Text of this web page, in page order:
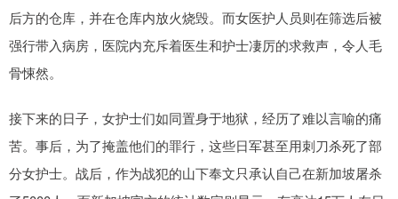
后方的仓库，并在仓库内放火烧毁。而女医护人员则在筛选后被
强行带入病房，医院内充斥着医生和护士凄厉的求救声，令人毛
骨悚然。
接下来的日子，女护士们如同置身于地狱，经历了难以言喻的痛
苦。事后，为了掩盖他们的罪行，这些日军甚至用刺刀杀死了部
分女护士。战后，作为战犯的山下奉文只承认自己在新加坡屠杀